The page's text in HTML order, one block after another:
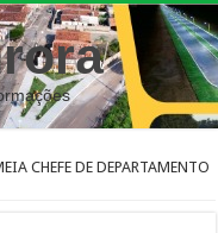
CHEFE DE DEPARTAMENTO